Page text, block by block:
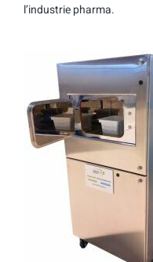
l’industrie pharma.